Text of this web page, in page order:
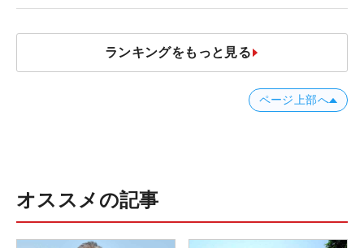
ランキングをもっと見る
ページ上部へ
オススメの記事